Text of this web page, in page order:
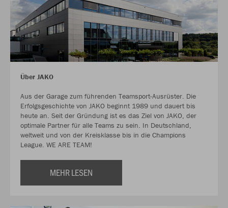
Über JAKO
Aus der Garage zum führenden Teamsport-Ausrüster. Die
Erfolgsgeschichte von JAKO beginnt 1989 und dauert bis
heute an. Seit der Gründung ist es das Ziel von JAKO, der
optimale Partner für alle Teams zu sein. In Deutschland,
weltweit und von der Kreisklasse bis in die Champions
League. WE ARE TEAM!
MEHR LESEN